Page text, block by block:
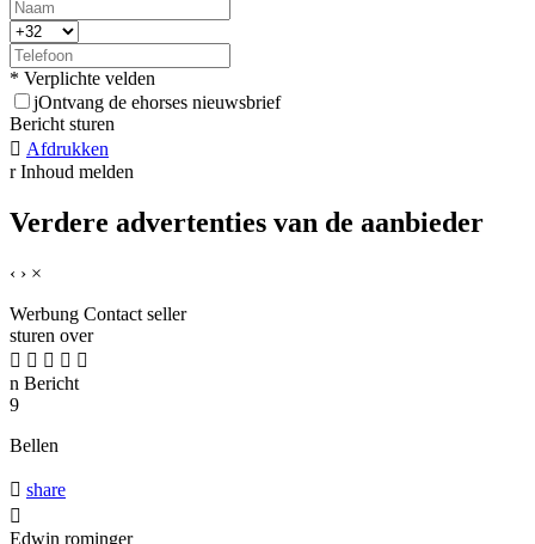
* Verplichte velden
jOntvang de ehorses nieuwsbrief
Bericht sturen
 Afdrukken
r Inhoud melden
Verdere advertenties van de aanbieder
‹ › ×
Werbung Contact seller
sturen over
    
n Bericht
9
Bellen
 share

Edwin rominger